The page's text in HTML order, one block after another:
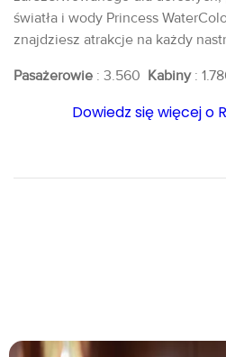
światła i wody Princess
znajdziesz atrakcje na każdy
Pasażerowie : 3.560 Kabiny:
Dowiedz się więcej o